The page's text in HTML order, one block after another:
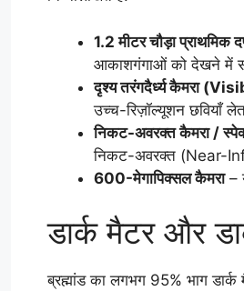
1.2 मीटर चौड़ा
आकाशगंगाओं को देखने में
दृश्य तरंगदैर्ध्य कैमरा
उच्च-रिज़ॉल्यूशन छवियाँ
निकट-अवरक्त कैमरा /
निकट-अवरक्त (Near-
600-मेगापिक्सल कैमरा–
डार्क मैटर और
ब्रह्मांड का लगभग 95% भाग